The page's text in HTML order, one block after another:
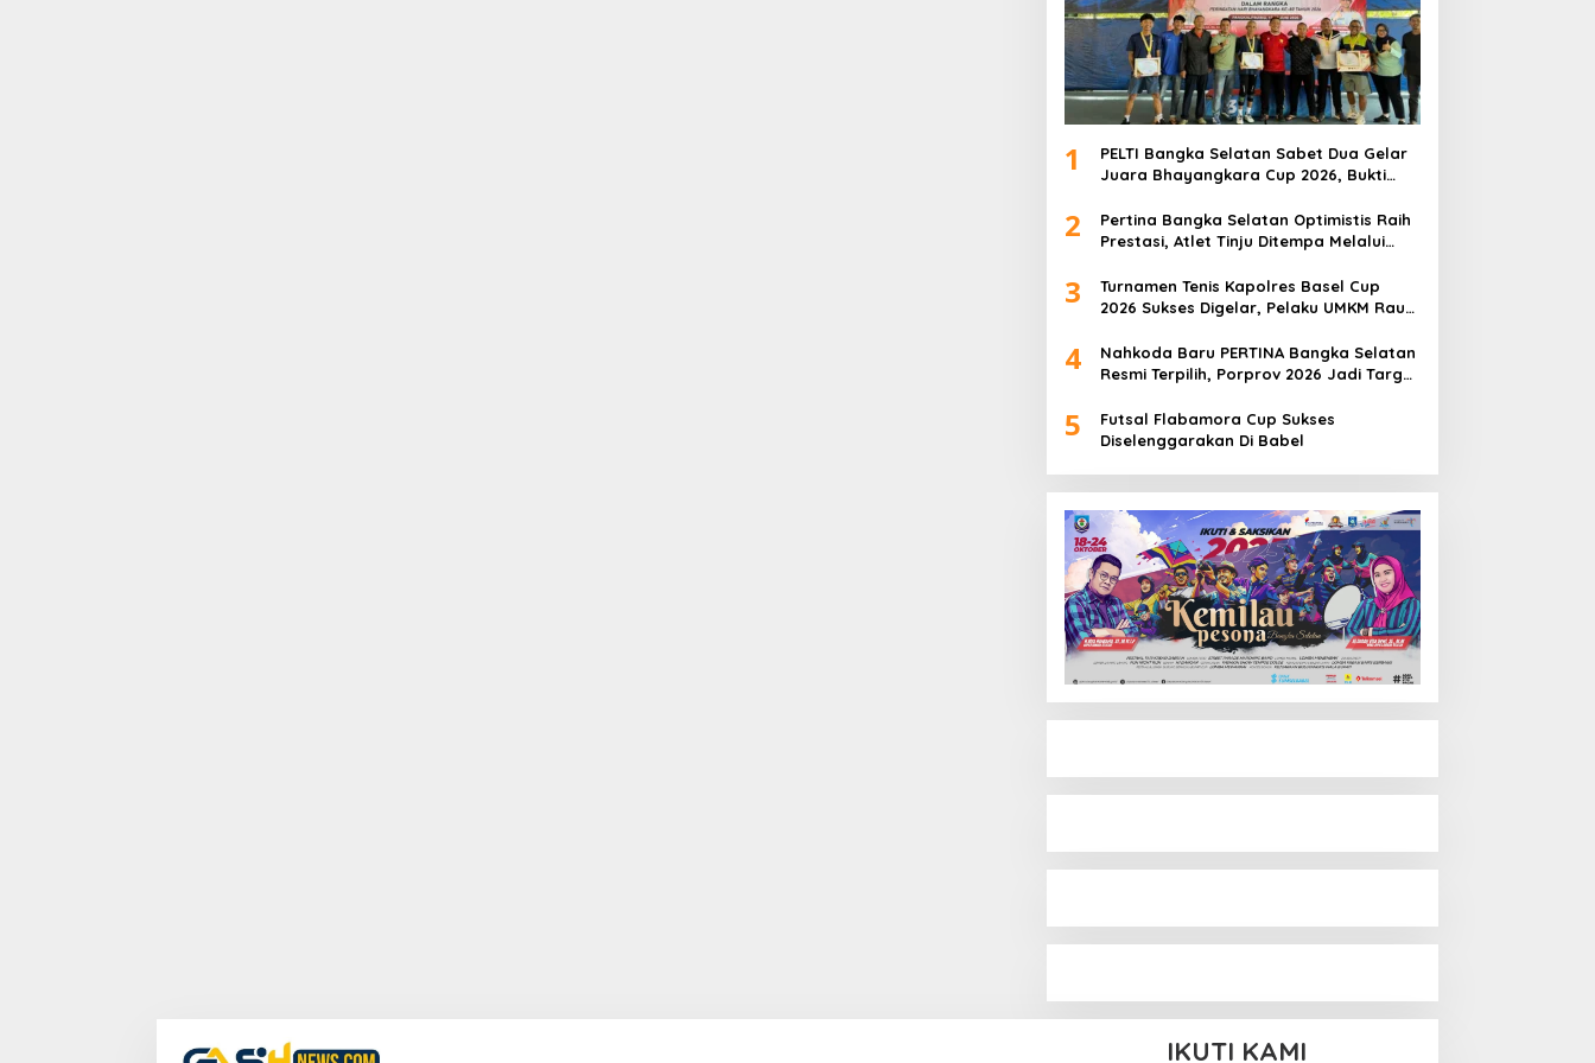
1
PELTI Bangka Selatan Sabet Dua Gelar
Juara Bhayangkara Cup 2026, Bukti
2
Pertina Bangka Selatan Optimistis Raih
Prestasi, Atlet Tinju Ditempa Melalui
3
Turnamen Tenis Kapolres Basel Cup
2026 Sukses Digelar, Pelaku UMKM Raup
4
Nahkoda Baru PERTINA Bangka Selatan
Resmi Terpilih, Porprov 2026 Jadi Target
5
Futsal Flabamora Cup Sukses
Diselenggarakan Di Babel
IKUTI KAMI